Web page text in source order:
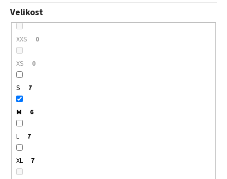
Velikost
XXS 0
XS 0
S 7
M 6
L 7
XL 7